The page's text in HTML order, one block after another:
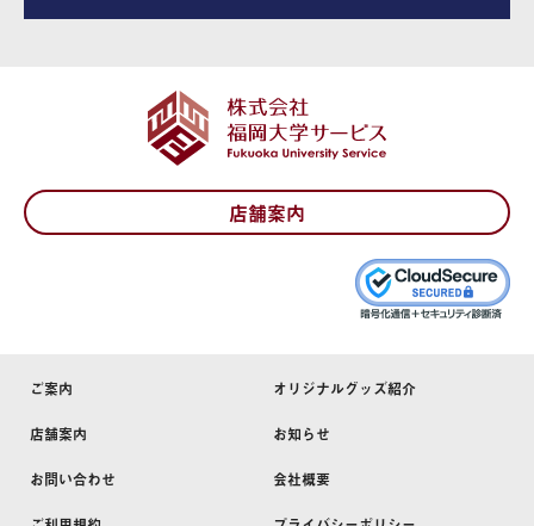
店舗案内
ご案内 オリジナルグッズ紹介
店舗案内 お知らせ
お問い合わせ 会社概要